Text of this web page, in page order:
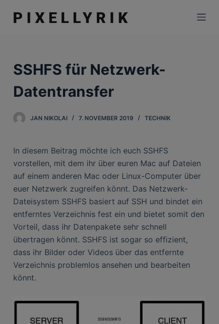
Z
u
h
n
g
e
n
SSHFS für Netzwerk-
Datentransfer
JAN NIKOLAI 7. NOVEMBER 2019 TECHNIK
In diesem Beitrag möchte ich euch SSHFS
vorstellen, mit dem ihr über euren Mac auf Dateien
auf einem anderen Mac oder Linux-Computer über
euer Netzwerk zugreifen könnt. Das Netzwerk-
Dateisystem SSHFS basiert auf SSH und bindet ein
entferntes Verzeichnis fest ein und bietet somit den
Vorteil, dass ihr Datenpakete sehr schnell
übertragen könnt. SSHFS ist sogar so effizient,
dass ihr Bilder oder Videos über das entfernte
Verzeichnis problemlos ansehen und bearbeiten
könnt.